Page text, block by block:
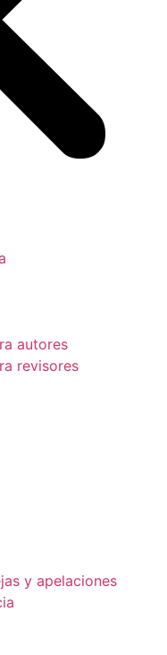
autores
revisores
y apelaciones